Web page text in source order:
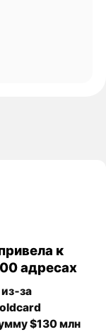
к
адресах
$130 млн